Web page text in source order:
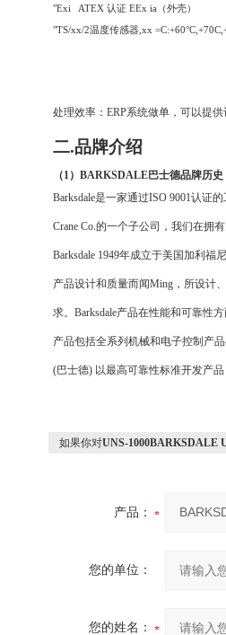
"Exi ATEX 认证 EEx ia （外壳）
"TS/xx/2温度传感器 ,xx =C:+60°
处理效率： ERP系统做单，可以提
二.品牌介绍
（1） BARKSDALE巴士德品牌历史
Barksdale是一家通过ISO 9001认证的
Crane Co.的一个子公司，我们在拥
Barksdale 1949年成立于美国加利福
产品设计和质量而闻Ming，所设计
求。 Barksdale产品在性能和可靠性
产品包括全系列机械和电子控制产
(巴士德) 以最高可靠性标准开发产
如果你对UNS-1000BARKSDALE
产品：
您的单位：
您的姓名：